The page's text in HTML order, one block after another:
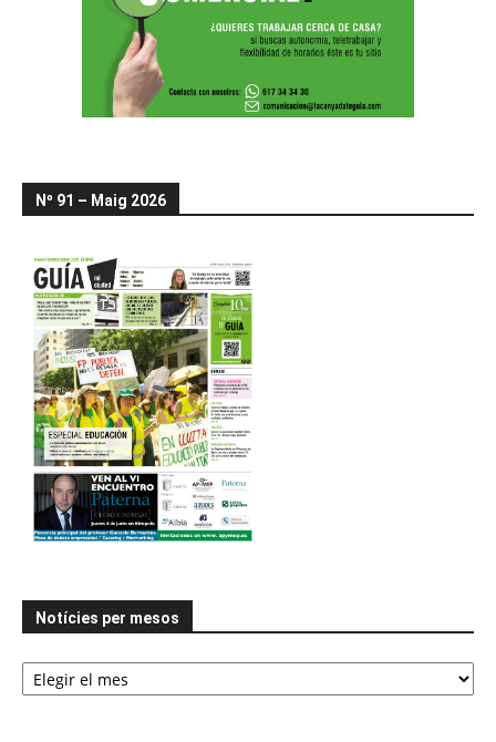
Nº 91 – Maig 2026
Notícies per mesos
Notícies
per